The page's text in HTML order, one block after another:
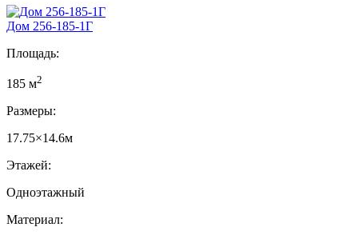
Дом 256-185-1Г
Площадь:
185 м2
Размеры:
17.75×14.6м
Этажей:
Одноэтажный
Материал: